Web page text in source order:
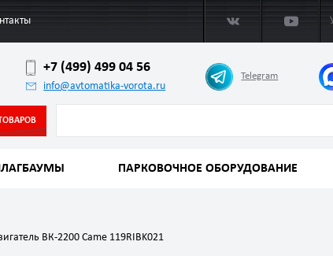
+7 (499) 499 04 56
info@avtomatika-vorota.ru
Telegram
ПАРКОВОЧНОЕ ОБОРУДОВАНИЕ
ВК-2200 Came 119RIBK021